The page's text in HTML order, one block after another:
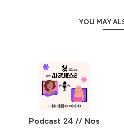
YOU MAY
Podcast 24 // Nos